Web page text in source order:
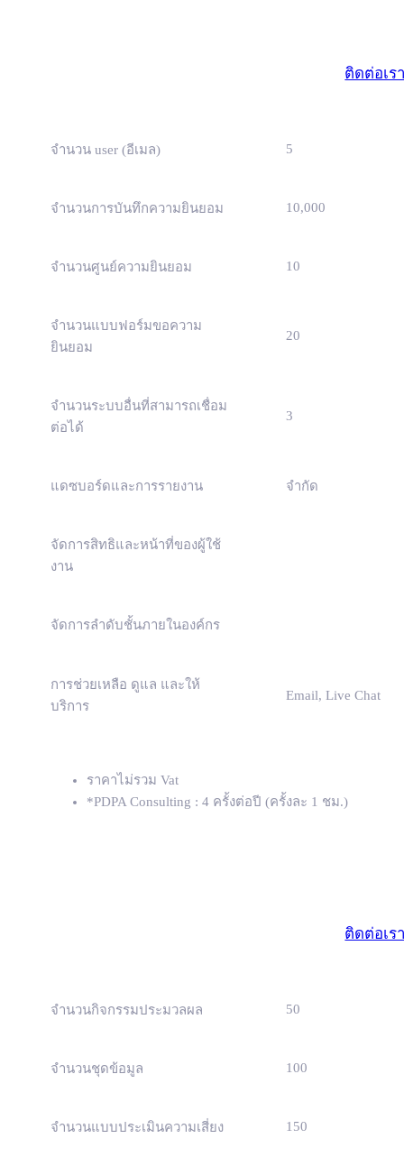
ติดต่อเร
จำนวน user (อีเมล) 5
จำนวนการบันทึกความยินยอม 10,000
จำนวนศูนย์ความยินยอม 10
จำนวนแบบฟอร์มขอความ
ยินยอม
20
จำนวนระบบอื่นที่สามารถเชื่อม
ต่อได้
3
แดซบอร์ดและการรายงาน จำกัด
จัดการสิทธิและหน้าที่ของผู้ใช้
งาน
จัดการลำดับชั้นภายในองค์กร
การช่วยเหลือ ดูแล และให้
บริการ
Email, Live Chat
ราคาไม่รวม Vat
*PDPA Consulting : 4 ครั้งต่อปี (ครั้งละ 1 ชม.)
ติดต่อเร
จำนวนกิจกรรมประมวลผล 50
จำนวนชุดข้อมูล 100
จำนวนแบบประเมินความเสี่ยง 150